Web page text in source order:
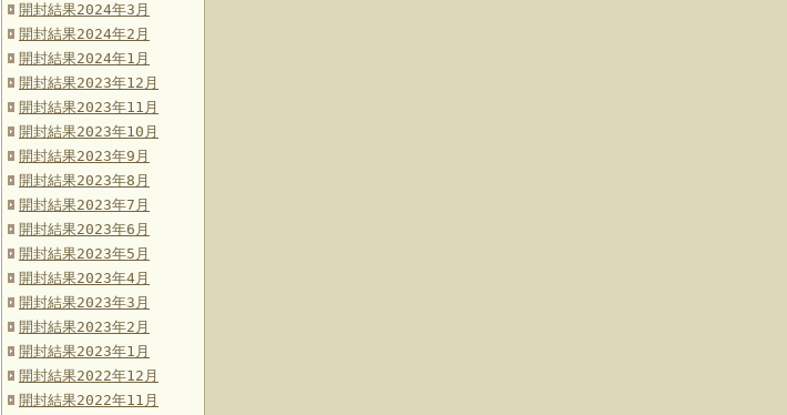
開封結果2024年3月
開封結果2024年2月
開封結果2024年1月
開封結果2023年12月
開封結果2023年11月
開封結果2023年10月
開封結果2023年9月
開封結果2023年8月
開封結果2023年7月
開封結果2023年6月
開封結果2023年5月
開封結果2023年4月
開封結果2023年3月
開封結果2023年2月
開封結果2023年1月
開封結果2022年12月
開封結果2022年11月